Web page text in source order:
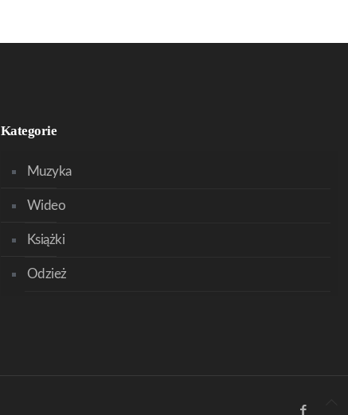
Kategorie
Muzyka
Wideo
Książki
Odzież